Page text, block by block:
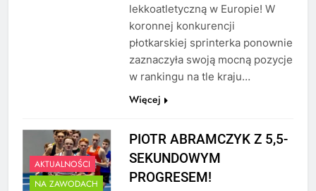
lekkoatletyczną w Europie! W
koronnej konkurencji
płotkarskiej sprinterka ponownie
zaznaczyła swoją mocną pozycje
w rankingu na tle kraju…
Więcej
AKTUALNOŚCI
NA ZAWODACH
PIOTR ABRAMCZYK Z 5,5-
SEKUNDOWYM
PROGRESEM!